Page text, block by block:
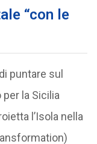
“con le
puntare sul
la Sicilia
l’Isola nella